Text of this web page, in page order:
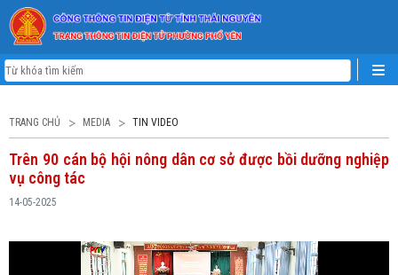
TRANG CHỦ MEDIA TIN VIDEO
Trên 90 cán bộ hội nông dân cơ sở được bồi dưỡng nghiệp
vụ công tác
14-05-2025